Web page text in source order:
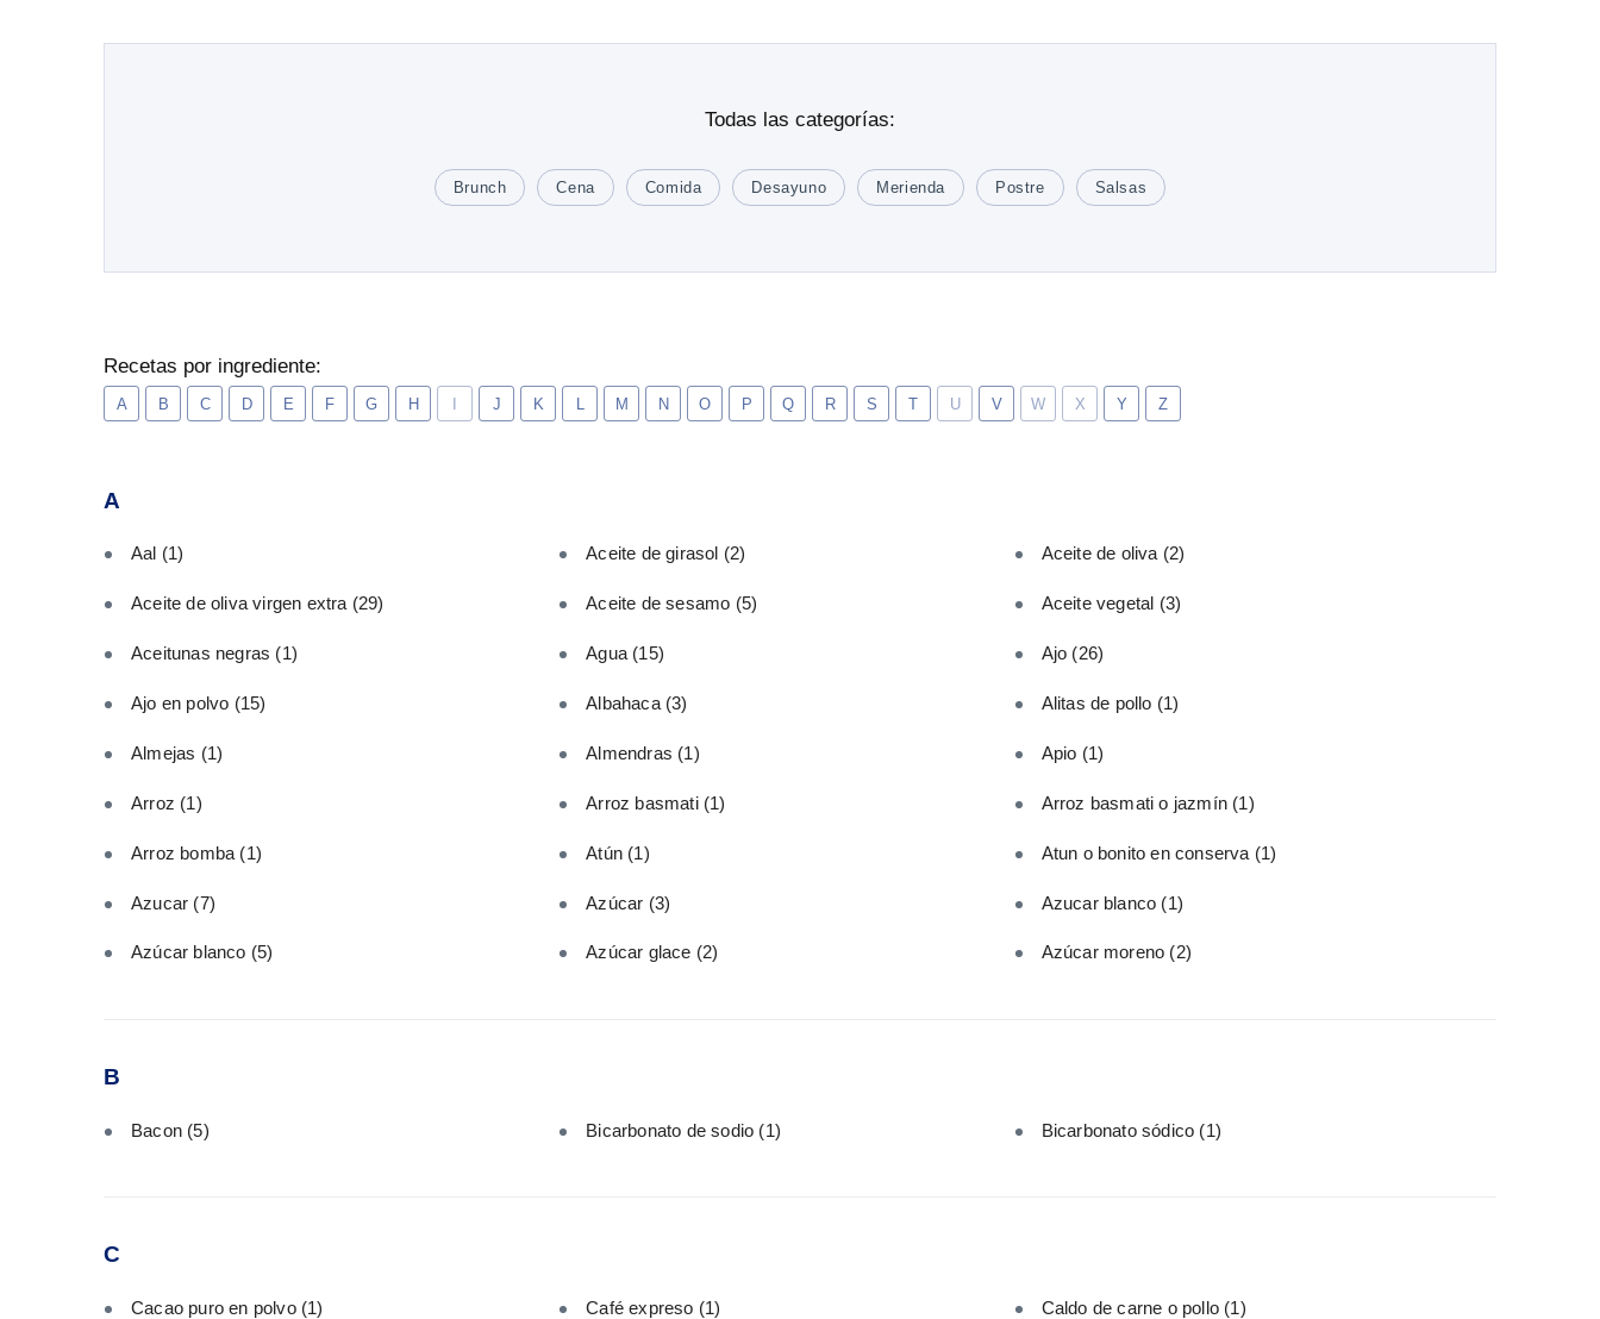
Todas las categorías:
Brunch Cena Comida Desayuno Merienda Postre Salsas
Recetas por ingrediente:
A B C D E F G H I J K L M N O P Q R S T U V W X Y Z
A
Aal (1) Aceite de girasol (2) Aceite de oliva (2)
Aceite de oliva virgen extra (29) Aceite de sesamo (5) Aceite vegetal (3)
Aceitunas negras (1) Agua (15) Ajo (26)
Ajo en polvo (15) Albahaca (3) Alitas de pollo (1)
Almejas (1) Almendras (1) Apio (1)
Arroz (1) Arroz basmati (1) Arroz basmati o jazmín (1)
Arroz bomba (1) Atún (1) Atun o bonito en conserva (1)
Azucar (7) Azúcar (3) Azucar blanco (1)
Azúcar blanco (5) Azúcar glace (2) Azúcar moreno (2)
B
Bacon (5) Bicarbonato de sodio (1) Bicarbonato sódico (1)
C
Cacao puro en polvo (1) Café expreso (1) Caldo de carne o pollo (1)